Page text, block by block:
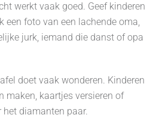
werkt vaak goed. Geef kinderen
een foto van een lachende oma,
jurk, iemand die danst of opa
doet vaak wonderen. Kinderen
maken, kaartjes versieren of
diamanten paar.